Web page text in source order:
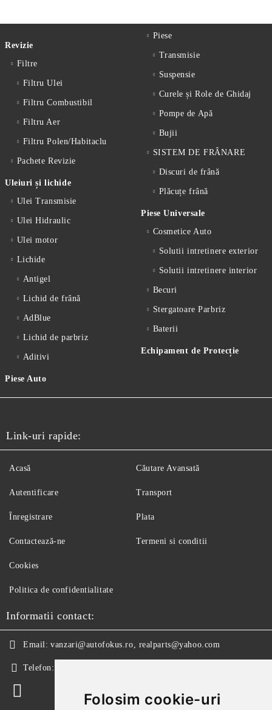
Folosim cookie-uri
Revizie
Filtre
Filtru Ulei
Filtru Combustibil
Filtru Aer
Filtru Polen/Habitaclu
Pachete Revizie
Uleiuri și lichide
Ulei Transmisie
Ulei Hidraulic
Ulei motor
Lichide
Antigel
Lichid de frânǎ
AdBlue
Lichid de parbriz
Aditivi
Piese Auto
Piese
Transmisie
Suspensie
Curele și Role de Ghidaj
Pompe de Apă
Bujii
SISTEM DE FRÂNARE
Discuri de frână
Plăcuțe frână
Piese Universale
Cosmetice Auto
Solutii intretinere exterior
Solutii intretinere interior
Becuri
Stergatoare Parbriz
Baterii
Echipament de Protecție
Link-uri rapide:
Acasă
Autentificare
Înregistrare
Contactează-ne
Căutare Avansată
Transport
Plata
Termeni si conditii
Cookies
Politica de confidentialitate
Informatii contact:
Email: vanzari@autofokus.ro, realparts@yahoo.com
Telefon: